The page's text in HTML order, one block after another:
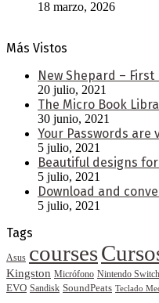
18 marzo, 2026
Más Vistos
New Shepard –
20 julio, 2021
The Micro Book
30 junio, 2021
Your Passwords are
5 julio, 2021
Beautiful designs
5 julio, 2021
Download and
5 julio, 2021
Tags
Asus courses
Kingston Micrófono Nintendo Switch
EVO Sandisk SoundPeats Teclado